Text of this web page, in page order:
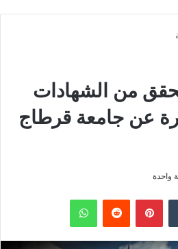
من الشهادات
عن جامعة قرطاج
واحدة
بينتيريست واتساب